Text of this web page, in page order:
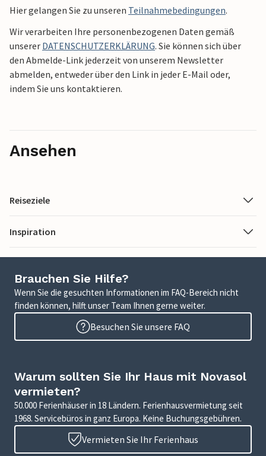
Hier gelangen Sie zu unseren Teilnahmebedingungen.
Wir verarbeiten Ihre personenbezogenen Daten gemäß
unserer DATENSCHUTZERKLÄRUNG. Sie können sich über
den Abmelde-Link jederzeit von unserem Newsletter
abmelden, entweder über den Link in jeder E-Mail oder,
indem Sie uns kontaktieren.
Ansehen
Reiseziele
Inspiration
Brauchen Sie Hilfe?
Wenn Sie die gesuchten Informationen im FAQ-Bereich nicht
finden können, hilft unser Team Ihnen gerne weiter.
Besuchen Sie unsere FAQ
Warum sollten Sie Ihr Haus mit Novasol
vermieten?
50.000 Ferienhäuser in 18 Ländern. Ferienhausvermietung seit
1968. Servicebüros in ganz Europa. Keine Buchungsgebühren.
Vermieten Sie Ihr Ferienhaus